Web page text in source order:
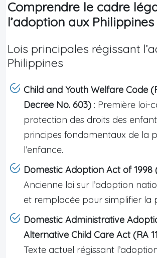
Comprendre le cadre
l’adoption aux Philippines
Lois principales régissant
Philippines
Child and Youth Welfare Code
Decree No. 603) : Première loi-
protection des droits des
principes fondamentaux de la
l’enfance.
Domestic Adoption Act of 1998
Ancienne loi sur l’adoption
et remplacée pour simplifier la
Domestic Administrative
Alternative Child Care Act (RA
Texte actuel régissant